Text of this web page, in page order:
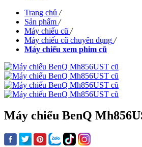
Trang chủ /
Sản phẩm /
Máy chiếu cũ /
Máy chiếu cũ chuyên dụng /
Máy chiếu xem phim cũ
Máy chiếu BenQ